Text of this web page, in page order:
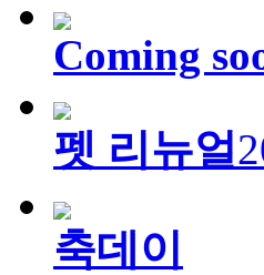
Coming
펫 리뉴얼
축데이